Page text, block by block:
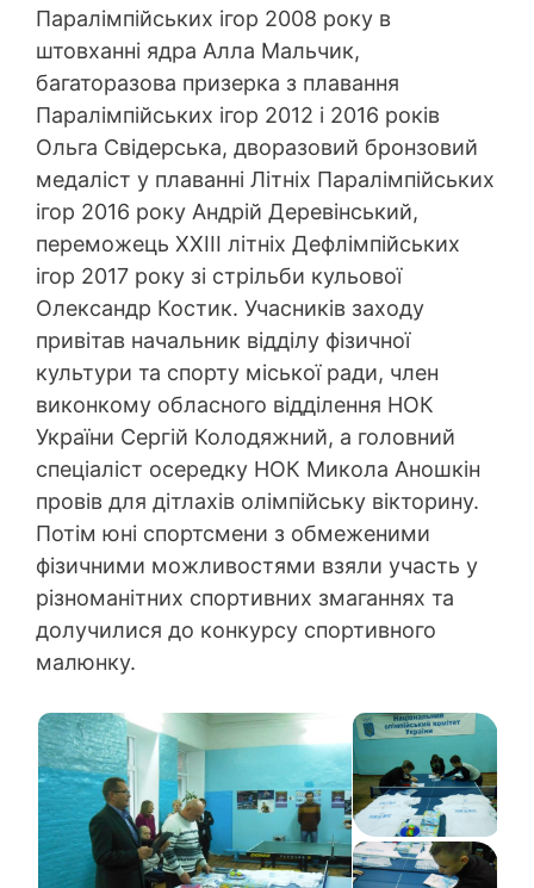
Паралімпійських ігор 2008 року в
штовханні ядра Алла Мальчик,
багаторазова призерка з плавання
Паралімпійських ігор 2012 і 2016 років
Ольга Свідерська, дворазовий бронзовий
медаліст у плаванні Літніх Паралімпійських
ігор 2016 року Андрій Деревінський,
переможець ХХІІІ літніх Дефлімпійських
ігор 2017 року зі стрільби кульової
Олександр Костик. Учасників заходу
привітав начальник відділу фізичної
культури та спорту міської ради, член
виконкому обласного відділення НОК
України Сергій Колодяжний, а головний
спеціаліст осередку НОК Микола Аношкін
провів для дітлахів олімпійську вікторину.
Потім юні спортсмени з обмеженими
фізичними можливостями взяли участь у
різноманітних спортивних змаганнях та
долучилися до конкурсу спортивного
малюнку.